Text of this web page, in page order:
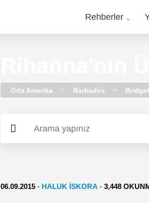
Main
Rehberler
Orta Amerika Barbados
06.09.2015 - HALUK İSKORA -3,448